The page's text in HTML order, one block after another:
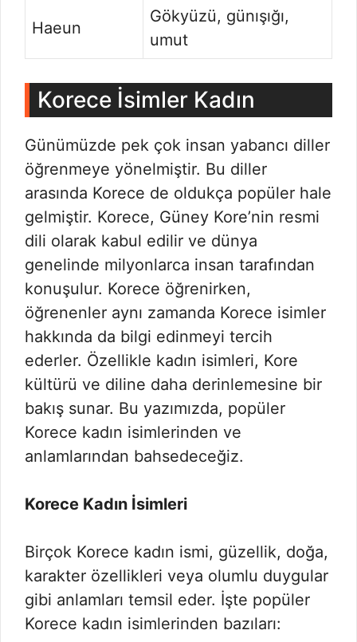
Haeun
Gökyüzü, günışığı,
umut
Korece İsimler Kadın
Günümüzde pek çok insan yabancı diller
öğrenmeye yönelmiştir. Bu diller
arasında Korece de oldukça popüler hale
gelmiştir. Korece, Güney Kore’nin resmi
dili olarak kabul edilir ve dünya
genelinde milyonlarca insan tarafından
konuşulur. Korece öğrenirken,
öğrenenler aynı zamanda Korece isimler
hakkında da bilgi edinmeyi tercih
ederler. Özellikle kadın isimleri, Kore
kültürü ve diline daha derinlemesine bir
bakış sunar. Bu yazımızda, popüler
Korece kadın isimlerinden ve
anlamlarından bahsedeceğiz.
Korece Kadın İsimleri
Birçok Korece kadın ismi, güzellik, doğa,
karakter özellikleri veya olumlu duygular
gibi anlamları temsil eder. İşte popüler
Korece kadın isimlerinden bazıları: